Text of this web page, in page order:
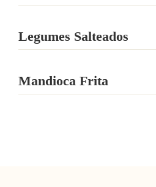
Legumes Salteados
Mandioca Frita